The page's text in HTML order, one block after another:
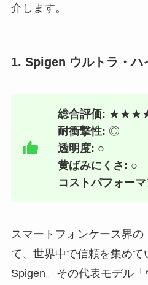
介します。
1. Spigen ウルトラ・ハ
総合評価:
耐衝撃性: ◎
透明度: ○
黄ばみにくさ: ○
コストパフォー
スマートフォンケース界
て、世界中で信頼を集めて
Spigen。その代表モデル